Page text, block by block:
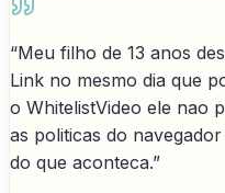
“Meu filho de 13 anos
Link no mesmo dia que
o WhitelistVideo ele nao
as politicas do
do que aconteca.”